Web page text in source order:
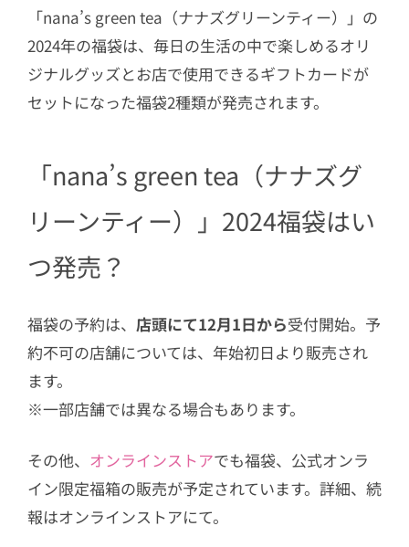
3.1¥8,500セット
3.2¥5,000セット
「nana’s green tea（ナナズグリーンティー）」の
2024年の福袋は、毎日の生活の中で楽しめるオリ
ジナルグッズとお店で使用できるギフトカードが
セットになった福袋2種類が発売されます。
「nana’s green tea（ナナズグ
リーンティー）」2024福袋はい
つ発売？
福袋の予約は、 店頭にて12月1日から受付開始。予
約不可の店舗については、年始初日より販売され
ます。
※一部店舗では異なる場合もあります。
その他、 オンラインストアでも福袋、公式オンラ
イン限定福箱の販売が予定されています。詳細、続
報はオンラインストアにて。